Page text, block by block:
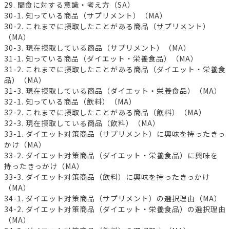
29. 間食に対する意識・考え方（SA）
30-1. 知っている商品（サプリメント）（MA）
30-2. これまでに摂取したことがある商品（サプリメント）
（MA）
30-3. 現在摂取している商品（サプリメント）（MA）
31-1. 知っている商品（ダイエット・栄養食品）（MA）
31-2. これまでに摂取したことがある商品（ダイエット・栄養食
品）（MA）
31-3. 現在摂取している商品（ダイエット・栄養食品）（MA）
32-1. 知っている商品（飲料）（MA）
32-2. これまでに摂取したことがある商品（飲料）（MA）
32-3. 現在摂取している商品（飲料）（MA）
33-1. ダイエット対策商品（サプリメント）に興味を持ったきっ
かけ（MA）
33-2. ダイエット対策商品（ダイエット・栄養食品）に興味を
持ったきっかけ（MA）
33-3. ダイエット対策商品（飲料）に興味を持ったきっかけ
（MA）
34-1. ダイエット対策商品（サプリメント）の選択理由（MA）
34-2. ダイエット対策商品（ダイエット・栄養食品）の選択理由
（MA）